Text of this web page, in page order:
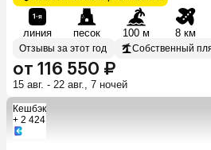
линия песок 100 м 8 км
Отзывы за этот год Собственный
от 116 550 ₽
15 авг. - 22 авг., 7 ночей
Кешбэк
+ 2 424